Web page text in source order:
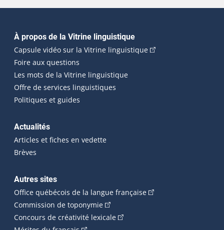
Navigation principale
À propos de la Vitrine linguistique
Capsule vidéo sur la Vitrine linguistique(Cet hyperlien
Foire aux questions
Les mots de la Vitrine linguistique
Offre de services linguistiques
Politiques et guides
Actualités
Articles et fiches en vedette
Brèves
Autres sites
Office québécois de la langue française(Cet hyperlien
Commission de toponymie(Cet hyperlien externe s'ouvrira
Concours de créativité lexicale(Cet hyperlien externe